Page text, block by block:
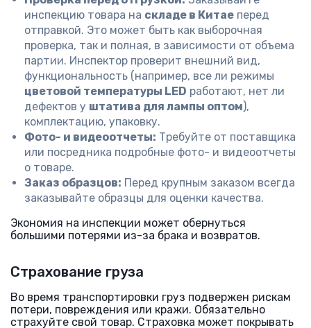
инспекцию товара на складе в Китае перед
отправкой. Это может быть как выборочная
проверка, так и полная, в зависимости от объема
партии. Инспектор проверит внешний вид,
функциональность (например, все ли режимы
цветовой температуры LED работают, нет ли
дефектов у штатива для лампы оптом),
комплектацию, упаковку.
Фото- и видеоотчеты: Требуйте от поставщика
или посредника подробные фото- и видеоотчеты
о товаре.
Заказ образцов: Перед крупным заказом всегда
заказывайте образцы для оценки качества.
Экономия на инспекции может обернуться
большими потерями из-за брака и возвратов.
Страхование груза
Во время транспортировки груз подвержен рискам
потери, повреждения или кражи. Обязательно
страхуйте свой товар. Страховка может покрывать